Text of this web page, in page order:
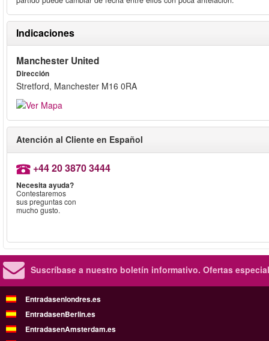
Indicaciones
Manchester United
Dirección
Stretford, Manchester M16 0RA
Atención al Cliente en Español
+44 20 3870 3444
Necesita ayuda?
Contestaremos
sus preguntas con
mucho gusto.
Suscríbase a nuestro boletín informativo. Ofertas
Entradasenlondres.es
EntradasenBerlin.es
EntradasenAmsterdam.es